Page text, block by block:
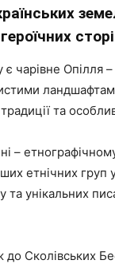
Опілля
та
–
етнічних груп
та унікальних
Сколівських